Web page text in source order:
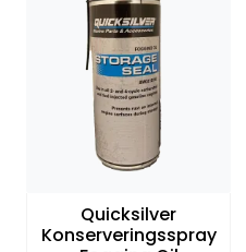
Quicksilver
Konserveringsspray